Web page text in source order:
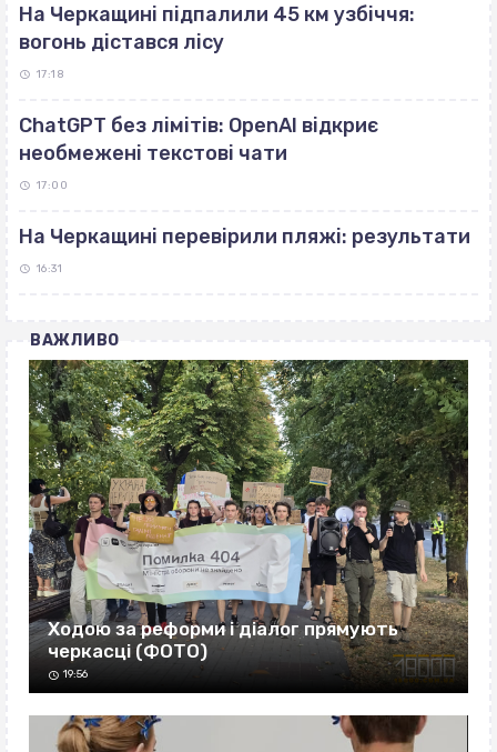
На Черкащині підпалили 45 км узбіччя:
вогонь дістався лісу
17:18
ChatGPT без лімітів: OpenAI відкриє
необмежені текстові чати
17:00
На Черкащині перевірили пляжі: результати
16:31
ВАЖЛИВО
Ходою за реформи і діалог прямують
черкасці (ФОТО)
19:56